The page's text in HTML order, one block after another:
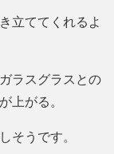
立ててくれるよ
ラスグラスとの
上がる。
そうです。